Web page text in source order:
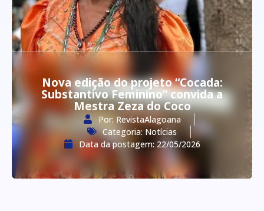
Nova edição do projeto “Cocada:
Substantivo Feminino” convida a
Mestra Zeza do Coco
Por: RevistaAlagoana
Categoria: Notícias
Data da postagem: 22/05/2026